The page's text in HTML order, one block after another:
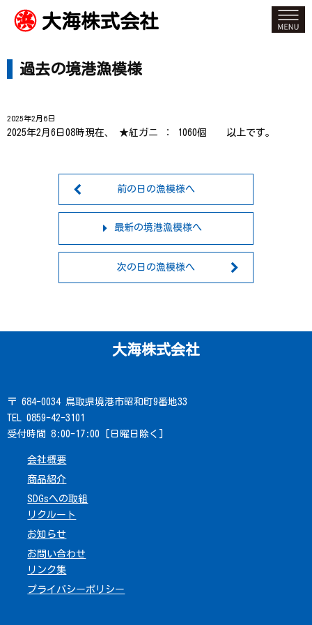
大海株式会社
過去の境港漁模様
2025年2月6日
2025年2月6日08時現在、 ★紅ガニ ： 1060個 以上です。
前の日の漁模様へ
最新の境港漁模様へ
次の日の漁模様へ
大海株式会社
〒 684-0034 鳥取県境港市昭和町9番地33
TEL 0859-42-3101
受付時間 8:00-17:00 [日曜日除く]
会社概要
商品紹介
SDGsへの取組
リクルート
お知らせ
お問い合わせ
リンク集
プライバシーポリシー